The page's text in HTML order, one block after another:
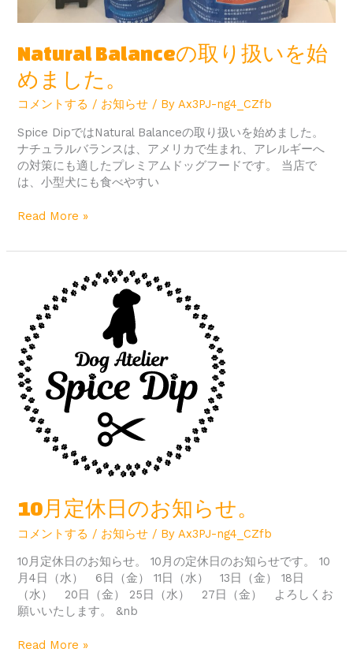
Natural Balanceの取り扱いを始
めました。
コメントする / お知らせ / ByAx3PJ-ng4_CZfb
Spice DipではNatural Balanceの取り扱いを始めました。
ナチュラルバランスは、アメリカで生まれ、アレルギーへ
の対策にも適したプレミアムドッグフードです。 当店で
は、小型犬にも食べやすい
Read More »
10月定休日のお知らせ。
コメントする / お知らせ / ByAx3PJ-ng4_CZfb
10月定休日のお知らせ。 10月の定休日のお知らせです。 10
月4日（水） 6日（金） 11日（水） 13日（金） 18日
（水） 20日（金） 25日（水） 27日（金） よろしくお
願いいたします。 &nb
日
の
お
知
ら
せ。
Read More »